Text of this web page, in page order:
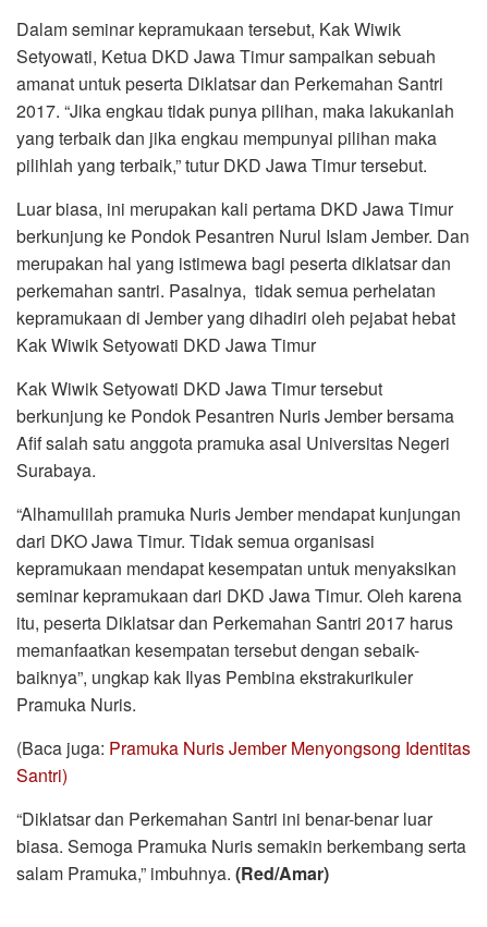
Dalam seminar kepramukaan tersebut, Kak Wiwik
Setyowati, Ketua DKD Jawa Timur sampaikan sebuah
amanat untuk peserta Diklatsar dan Perkemahan Santri
2017. “Jika engkau tidak punya pilihan, maka lakukanlah
yang terbaik dan jika engkau mempunyai pilihan maka
pilihlah yang terbaik,” tutur DKD Jawa Timur tersebut.
Luar biasa, ini merupakan kali pertama DKD Jawa Timur
berkunjung ke Pondok Pesantren Nurul Islam Jember. Dan
merupakan hal yang istimewa bagi peserta diklatsar dan
perkemahan santri. Pasalnya, tidak semua perhelatan
kepramukaan di Jember yang dihadiri oleh pejabat hebat
Kak Wiwik Setyowati DKD Jawa Timur
Kak Wiwik Setyowati DKD Jawa Timur tersebut
berkunjung ke Pondok Pesantren Nuris Jember bersama
Afif salah satu anggota pramuka asal Universitas Negeri
Surabaya.
“Alhamulilah pramuka Nuris Jember mendapat kunjungan
dari DKO Jawa Timur. Tidak semua organisasi
kepramukaan mendapat kesempatan untuk menyaksikan
seminar kepramukaan dari DKD Jawa Timur. Oleh karena
itu, peserta Diklatsar dan Perkemahan Santri 2017 harus
memanfaatkan kesempatan tersebut dengan sebaik-
baiknya”, ungkap kak Ilyas Pembina ekstrakurikuler
Pramuka Nuris.
(Baca juga: Pramuka Nuris Jember Menyongsong Identitas
Santri)
“Diklatsar dan Perkemahan Santri ini benar-benar luar
biasa. Semoga Pramuka Nuris semakin berkembang serta
salam Pramuka,” imbuhnya. (Red/Amar)